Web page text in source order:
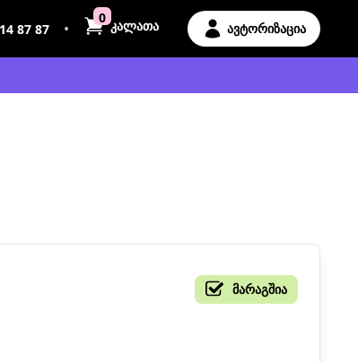
87 87 •
0 კალათა ავტორიზაცია
მარაგშია